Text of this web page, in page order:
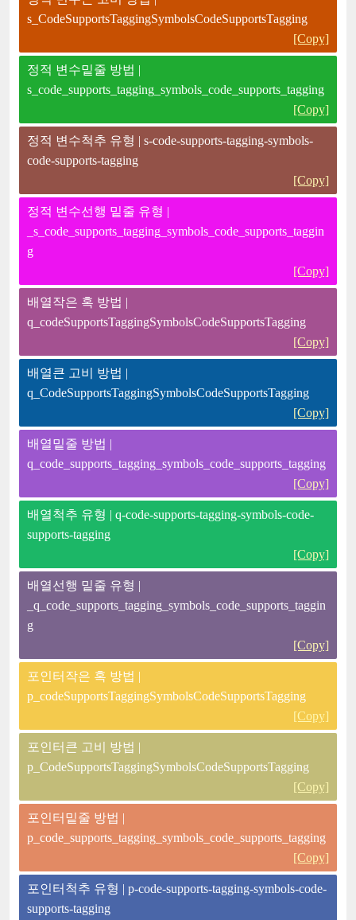
s_CodeSupportsTaggingSymbolsCodeSupportsTagging
[Copy]
정적 변수밑줄 방법 |
s_code_supports_tagging_symbols_code_supports_tagging
[Copy]
정적 변수척추 유형 | s-code-supports-tagging-symbols-
code-supports-tagging
[Copy]
정적 변수선행 밑줄 유형 |
_s_code_supports_tagging_symbols_code_supports_taggin
g
[Copy]
배열작은 혹 방법 |
q_codeSupportsTaggingSymbolsCodeSupportsTagging
[Copy]
배열큰 고비 방법 |
q_CodeSupportsTaggingSymbolsCodeSupportsTagging
[Copy]
배열밑줄 방법 |
q_code_supports_tagging_symbols_code_supports_tagging
[Copy]
배열척추 유형 | q-code-supports-tagging-symbols-code-
supports-tagging
[Copy]
배열선행 밑줄 유형 |
_q_code_supports_tagging_symbols_code_supports_taggin
g
[Copy]
포인터작은 혹 방법 |
p_codeSupportsTaggingSymbolsCodeSupportsTagging
[Copy]
포인터큰 고비 방법 |
p_CodeSupportsTaggingSymbolsCodeSupportsTagging
[Copy]
포인터밑줄 방법 |
p_code_supports_tagging_symbols_code_supports_tagging
[Copy]
포인터척추 유형 | p-code-supports-tagging-symbols-code-
supports-tagging